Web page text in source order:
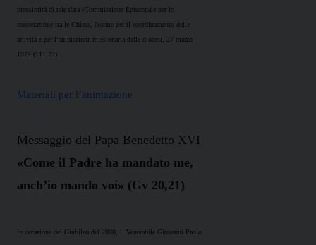
prossimità di tale data (Commissione Episcopale per lo
cooperazione tra le Chiese, Norme per il coordinamento delle
attività e per l’animazione missionaria delle diocesi, 27 marzo
1974 (111,22).
Materiali per l’animazione
Messaggio del Papa Benedetto XVI
«Come il Padre ha mandato me,
anch’io mando voi» (Gv 20,21)
In occasione del Giubileo del 2000, il Venerabile Giovanni Paolo